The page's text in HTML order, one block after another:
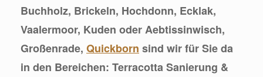
Buchholz, Brickeln, Hochdonn, Ecklak,
Vaalermoor, Kuden oder Aebtissinwisch,
Großenrade, Quickborn sind wir für Sie da
in den Bereichen: Terracotta Sanierung &